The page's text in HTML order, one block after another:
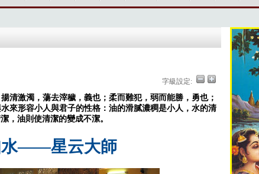
字級設定:
清激濁，蕩去滓穢，義也；柔而難犯，弱而能勝，勇也；
來形容小人與君子的性格：油的滑膩濃稠是小人，水的清
，油則使清潔的變成不潔。
水——星云大師